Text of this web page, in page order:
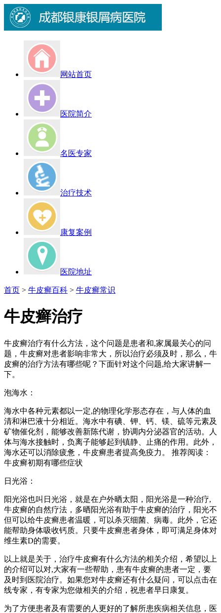
网站首页
医院简介
名医专家
治疗技术
康复案例
医院地址
首页 > 牛皮癣百科 > 牛皮癣常识
牛皮癣治疗
牛皮癣治疗有什么方法，这个问题是患者和,家属最关心的问
题，牛皮癣对患者影响非常大，所以治疗必须及时，那么，牛
皮癣的治疗方法有哪些呢？下面针对这个问题,给大家讲解一
下。
泡海水：
海水中各种元素都以一定,的物理化学形态存在，与人体的血
清和淋巴液十分相近。海水中有碘、钾、钙、镁、硫等元素及
矿物催化剂，能够改善新陈代谢，协调内分泌器官的活动。人
体与海水接触时，负离子能够起到镇静、止痛的作用。此外，
海水还可以消除疲惫，牛皮癣患者提高免疫力。 推荐阅读：
牛皮癣初期有哪些症状
日光浴：
阳光浴也叫日光浴，就是在户外晒太阳，阳光浴是一种治疗,
牛皮癣的自然疗法，多晒阳光浴有助于牛皮癣的治疗，阳光不
但可以给牛皮癣患者温暖，可以杀灭细菌、病毒。此外，它还
能帮助身体吸收钙质。只要牛皮癣患者身体，即可满足身体对
维生素D的需要。
以上就是关于，治疗牛皮癣有什么方法的相关介绍，希望以上
的介绍可以对,大家有一些帮助，患有牛皮癣的患者一定，要
及时到医院治疗。如果您对牛皮癣还有什么疑问，可以点击在
线专家，有专家为您做相关的介绍，祝患者早日康复。
为了方便患者及有需要的人更好的了解所患疾病相关信息，医